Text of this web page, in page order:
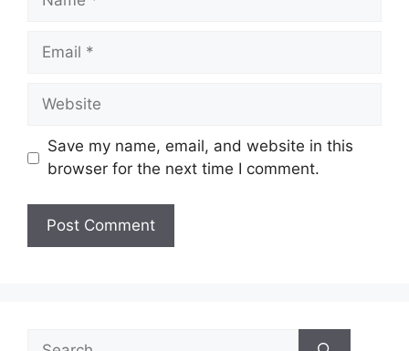
Email
Website
Save my name, email, and website in this
browser for the next time I comment.